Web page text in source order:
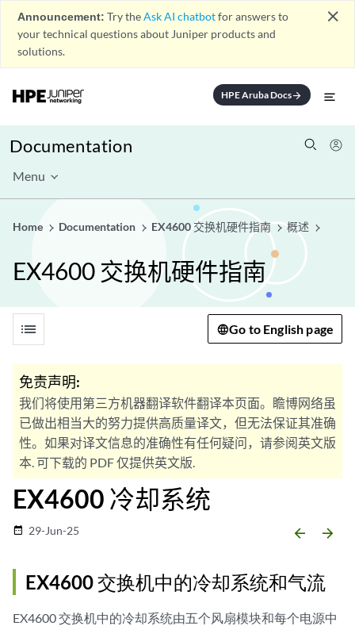
Announcement: Try theAsk AI chatbotfor answers to
your technical questions about Juniper products and
solutions.
close
HPE Aruba Docsarrow_forward
Documentation
Menu
Home Documentation EX4600 交换机硬件指南 概述
EX4600 交换机硬件指南
list Go to English page
免责声明:
我们将使用第三方机器翻译软件翻译本页面。瞻博网络虽
已做出相当大的努力提供高质量译文，但无法保证其准确
性。如果对译文信息的准确性有任何疑问，请参阅英文版
本. 可下载的 PDF 仅提供英文版.
EX4600 冷却系统
date_range 29-Jun-25 arrow_backward arrow_forward
EX4600 交换机中的冷却系统和气流
EX4600 交换机中的冷却系统由五个风扇模块和每个电源中